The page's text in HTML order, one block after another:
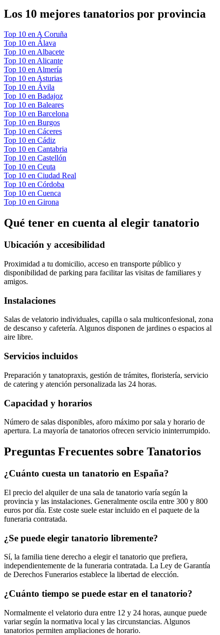
Los 10 mejores tanatorios por provincia
Top 10 enA Coruña
Top 10 en Álava
Top 10 enAlbacete
Top 10 enAlicante
Top 10 enAlmería
Top 10 enAsturias
Top 10 en Ávila
Top 10 en Badajoz
Top 10 en Baleares
Top 10 en Barcelona
Top 10 en Burgos
Top 10 en Cáceres
Top 10 en Cádiz
Top 10 en Cantabria
Top 10 en Castellón
Top 10 en Ceuta
Top 10 en Ciudad Real
Top 10 en Córdoba
Top 10 en Cuenca
Top 10 en Girona
Qué tener en cuenta al elegir tanatorio
Ubicación y accesibilidad
Proximidad a tu domicilio, acceso en transporte público y
disponibilidad de parking para facilitar las visitas de familiares y
amigos.
Instalaciones
Salas de velatorio individuales, capilla o sala multiconfesional, zona
de descanso y cafetería. Algunos disponen de jardines o espacios al
aire libre.
Servicios incluidos
Preparación y tanatopraxis, gestión de trámites, floristería, servicio
de catering y atención personalizada las 24 horas.
Capacidad y horarios
Número de salas disponibles, aforo máximo por sala y horario de
apertura. La mayoría de tanatorios ofrecen servicio ininterrumpido.
Preguntas Frecuentes sobre Tanatorios
¿Cuánto cuesta un tanatorio en España?
El precio del alquiler de una sala de tanatorio varía según la
provincia y las instalaciones. Generalmente oscila entre 300 y 800
euros por día. Este coste suele estar incluido en el paquete de la
funeraria contratada.
¿Se puede elegir tanatorio libremente?
Sí, la familia tiene derecho a elegir el tanatorio que prefiera,
independientemente de la funeraria contratada. La Ley de Garantía
de Derechos Funerarios establece la libertad de elección.
¿Cuánto tiempo se puede estar en el tanatorio?
Normalmente el velatorio dura entre 12 y 24 horas, aunque puede
variar según la normativa local y las circunstancias. Algunos
tanatorios permiten ampliaciones de horario.